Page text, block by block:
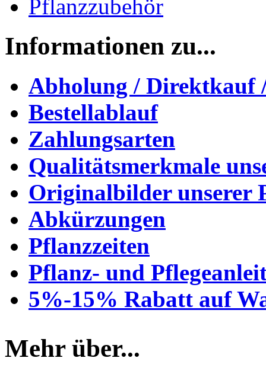
Pflanzzubehör
Informationen zu...
Abholung / Direktkauf
Bestellablauf
Zahlungsarten
Qualitätsmerkmale
Originalbilder unserer
Abkürzungen
Pflanzzeiten
Pflanz- und
5%-15% Rabatt auf
Mehr über...